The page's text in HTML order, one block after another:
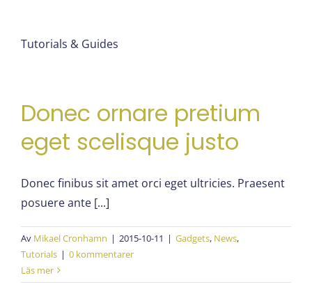
Tutorials & Guides
Donec ornare pretium
eget scelisque justo
Donec finibus sit amet orci eget ultricies. Praesent
posuere ante [...]
Av Mikael Cronhamn | 2015-10-11 | Gadgets, News,
Tutorials | 0 kommentarer
Läs mer